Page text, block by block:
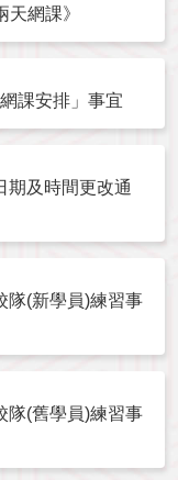
網課》
課安排」事宜
期及時間更改通
隊(新學員)練習事
隊(舊學員)練習事